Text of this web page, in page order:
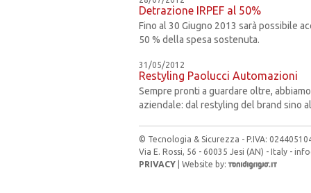
Detrazione IRPEF al 50%
Fino al 30 Giugno 2013 sarà possibile
50 % della spesa sostenuta.
31/05/2012
Restyling Paolucci Automazioni
Sempre pronti a guardare oltre,
aziendale: dal restyling del brand sino
© Tecnologia & Sicurezza - P.IVA:
Via E. Rossi, 56 - 60035 Jesi (AN) - Italy -
PRIVACY | Website by: